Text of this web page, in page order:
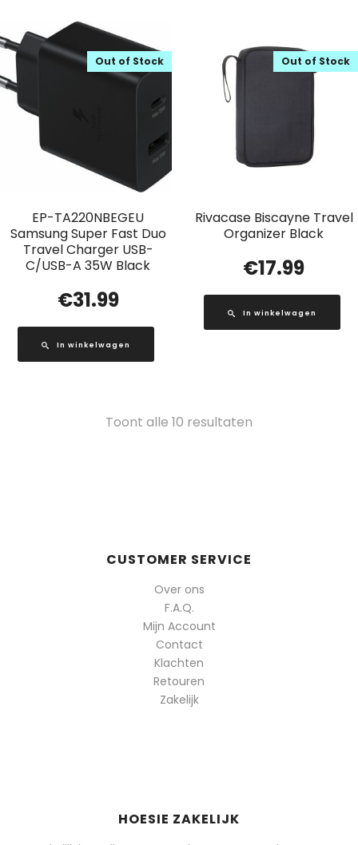
EP-TA220NBEGEU
Samsung Super Fast Duo
Travel Charger USB-
C/USB-A 35W Black
Out of Stock
€31.99
In winkelwagen
Rivacase Biscayne Travel
Organizer Black
Out of Stock
€17.99
In winkelwagen
Toont alle 10 resultaten
CUSTOMER SERVICE
Over ons
F.A.Q.
Mijn Account
Contact
Klachten
Retouren
Zakelijk
HOESIE ZAKELIJK